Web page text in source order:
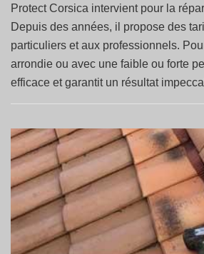
Protect Corsica intervient pour la
Depuis des années, il propose des
particuliers et aux professionnels.
arrondie ou avec une faible ou forte
efficace et garantit un résultat